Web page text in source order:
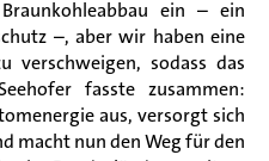
ein – ein
–, aber wir haben eine
verschweigen, sodass das
fasste zusammen:
aus, versorgt sich
macht nun den Weg für den